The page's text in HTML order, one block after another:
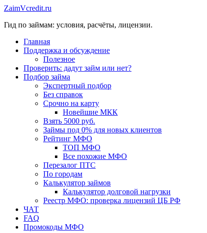
Перейти
содержимому
ZaimVcredit.ru
Гид по займам: условия, расчёты, лицензии.
Главная
Поддержка и обсуждение
Полезное
Проверить: дадут займ или нет?
Подбор займа
Экспертный подбор
Без справок
Срочно на карту
Новейшие МКК
Взять 5000 руб.
Займы под 0% для новых клиентов
Рейтинг МФО
ТОП МФО
Все похожие МФО
Перезалог ПТС
По городам
Калькулятор займов
Калькулятор долговой нагрузки
Реестр МФО: проверка лицензий ЦБ РФ
ЧАТ
FAQ
Промокоды МФО